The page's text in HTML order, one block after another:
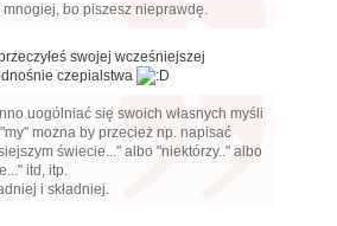
bo piszesz nieprawdę.
swojej wcześniejszej
czepialstwa
uogólniać się swoich własnych myśli
można by przecież np. napisać
świecie..." albo "niektórzy.." albo
itd, itp.
i składniej.